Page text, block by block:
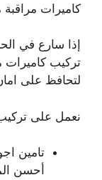
كاميرات
إذا سارع في
تركيب
لتحافظ على
نعمل على
تامين
أحسن